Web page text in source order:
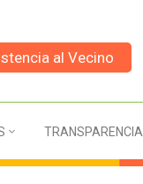
al Vecino
TRANSPARENCIA